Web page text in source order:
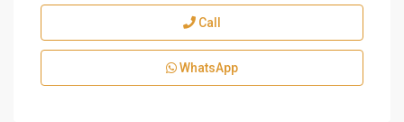
Call
WhatsApp